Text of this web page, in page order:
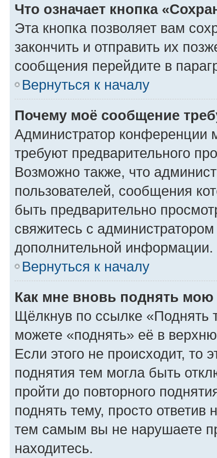
Что означает кнопка
Эта кнопка позволяет вам
закончить и отправить их
сообщения перейдите в
Вернуться к началу
Почему моё сообщение
Администратор конференции
требуют предварительного
Возможно также, что
пользователей, сообщения
быть предварительно
свяжитесь с
дополнительной информации.
Вернуться к началу
Как мне вновь поднять мою
Щёлкнув по ссылке «Поднять
можете «поднять» её в
Если этого не происходит, то
поднятия тем могла быть
пройти до повторного
поднять тему, просто ответив
тем самым вы не нарушаете
находитесь.